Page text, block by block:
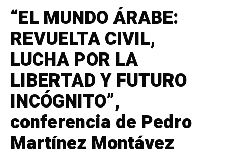
“EL MUNDO ÁRABE:
REVUELTA CIVIL,
LUCHA POR LA
LIBERTAD Y FUTURO
INCÓGNITO”,
conferencia de Pedro
Martínez Montávez